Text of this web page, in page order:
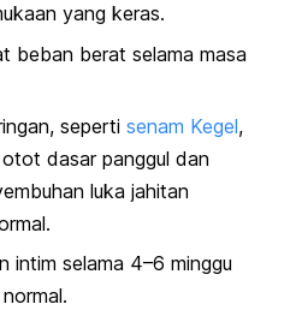
yang keras.
beban berat selama masa
seperti senam Kegel,
dasar panggul dan
luka jahitan
intim selama 4–6 minggu